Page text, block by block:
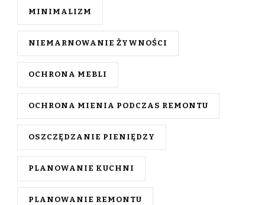
MINIMALIZM
NIEMARNOWANIE ŻYWNOŚCI
OCHRONA MEBLI
OCHRONA MIENIA PODCZAS REMONTU
OSZCZĘDZANIE PIENIĘDZY
PLANOWANIE KUCHNI
PLANOWANIE REMONTU